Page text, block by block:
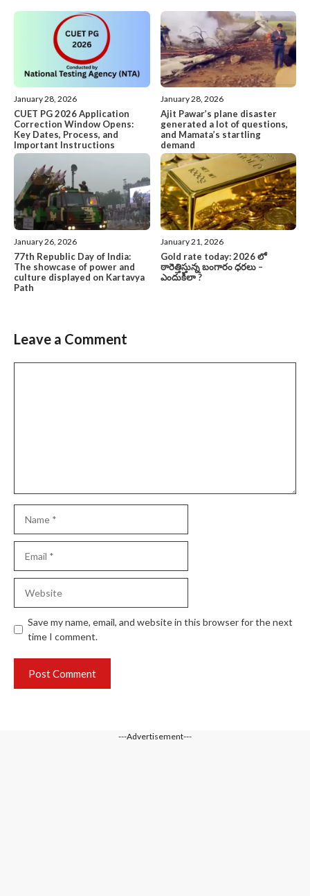
January 28, 2026
CUET PG 2026 Application
Correction Window Opens:
Key Dates, Process, and
Important Instructions
January 28, 2026
Ajit Pawar’s plane disaster
generated a lot of questions,
and Mamata’s startling
demand
January 26, 2026
77th Republic Day of India:
The showcase of power and
culture displayed on Kartavya
Path
January 21, 2026
Gold rate today: 2026 లో
ఠారెత్తిస్తున్న బంగారం ధరలు –
ఎందుకిలా ?
Leave a Comment
Save my name, email, and website in this browser for the next
time I comment.
---Advertisement---